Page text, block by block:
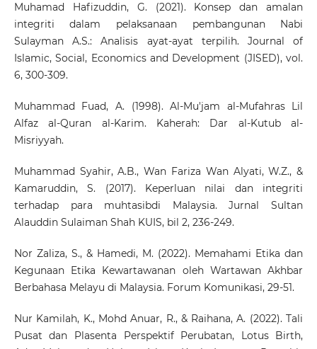
Muhamad Hafizuddin, G. (2021). Konsep dan amalan
integriti dalam pelaksanaan pembangunan Nabi
Sulayman A.S.: Analisis ayat-ayat terpilih. Journal of
Islamic, Social, Economics and Development (JISED), vol.
6, 300-309.
Muhammad Fuad, A. (1998). Al-Mu'jam al-Mufahras Lil
Alfaz al-Quran al-Karim. Kaherah: Dar al-Kutub al-
Misriyyah.
Muhammad Syahir, A.B., Wan Fariza Wan Alyati, W.Z., &
Kamaruddin, S. (2017). Keperluan nilai dan integriti
terhadap para muhtasibdi Malaysia. Jurnal Sultan
Alauddin Sulaiman Shah KUIS, bil 2, 236-249.
Nor Zaliza, S., & Hamedi, M. (2022). Memahami Etika dan
Kegunaan Etika Kewartawanan oleh Wartawan Akhbar
Berbahasa Melayu di Malaysia. Forum Komunikasi, 29-51.
Nur Kamilah, K., Mohd Anuar, R., & Raihana, A. (2022). Tali
Pusat dan Plasenta Perspektif Perubatan, Lotus Birth,